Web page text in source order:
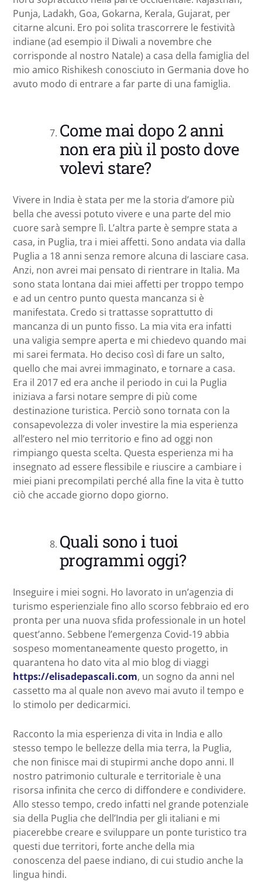
Punja, Ladakh, Goa, Gokarna, Kerala, Gujarat, per
citarne alcuni. Ero poi solita trascorrere le festività
indiane (ad esempio il Diwali a novembre che
corrisponde al nostro Natale) a casa della famiglia del
mio amico Rishikesh conosciuto in Germania dove ho
avuto modo di entrare a far parte di una famiglia.
Come mai dopo 2 anni
non era più il posto dove
volevi stare?
Vivere in India è stata per me la storia d’amore più
bella che avessi potuto vivere e una parte del mio
cuore sarà sempre lì. L’altra parte è sempre stata a
casa, in Puglia, tra i miei affetti. Sono andata via dalla
Puglia a 18 anni senza remore alcuna di lasciare casa.
Anzi, non avrei mai pensato di rientrare in Italia. Ma
sono stata lontana dai miei affetti per troppo tempo
e ad un centro punto questa mancanza si è
manifestata. Credo si trattasse soprattutto di
mancanza di un punto fisso. La mia vita era infatti
una valigia sempre aperta e mi chiedevo quando mai
mi sarei fermata. Ho deciso così di fare un salto,
quello che mai avrei immaginato, e tornare a casa.
Era il 2017 ed era anche il periodo in cui la Puglia
iniziava a farsi notare sempre di più come
destinazione turistica. Perciò sono tornata con la
consapevolezza di voler investire la mia esperienza
all’estero nel mio territorio e fino ad oggi non
rimpiango questa scelta. Questa esperienza mi ha
insegnato ad essere flessibile e riuscire a cambiare i
miei piani precompilati perché alla fine la vita è tutto
ciò che accade giorno dopo giorno.
Quali sono i tuoi
programmi oggi?
Inseguire i miei sogni. Ho lavorato in un’agenzia di
turismo esperienziale fino allo scorso febbraio ed ero
pronta per una nuova sfida professionale in un hotel
quest’anno. Sebbene l’emergenza Covid-19 abbia
sospeso momentaneamente questo progetto, in
quarantena ho dato vita al mio blog di viaggi
https://elisadepascali.com, un sogno da anni nel
cassetto ma al quale non avevo mai avuto il tempo e
lo stimolo per dedicarmici.
Racconto la mia esperienza di vita in India e allo
stesso tempo le bellezze della mia terra, la Puglia,
che non finisce mai di stupirmi anche dopo anni. Il
nostro patrimonio culturale e territoriale è una
risorsa infinita che cerco di diffondere e condividere.
Allo stesso tempo, credo infatti nel grande potenziale
sia della Puglia che dell’India per gli italiani e mi
piacerebbe creare e sviluppare un ponte turistico tra
questi due territori, forte anche della mia
conoscenza del paese indiano, di cui studio anche la
lingua hindi.